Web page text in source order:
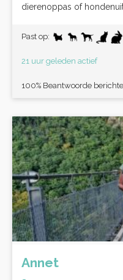
dierenoppas of
Past op:
21 uur geleden actief
100% Beantwoorde
Annet